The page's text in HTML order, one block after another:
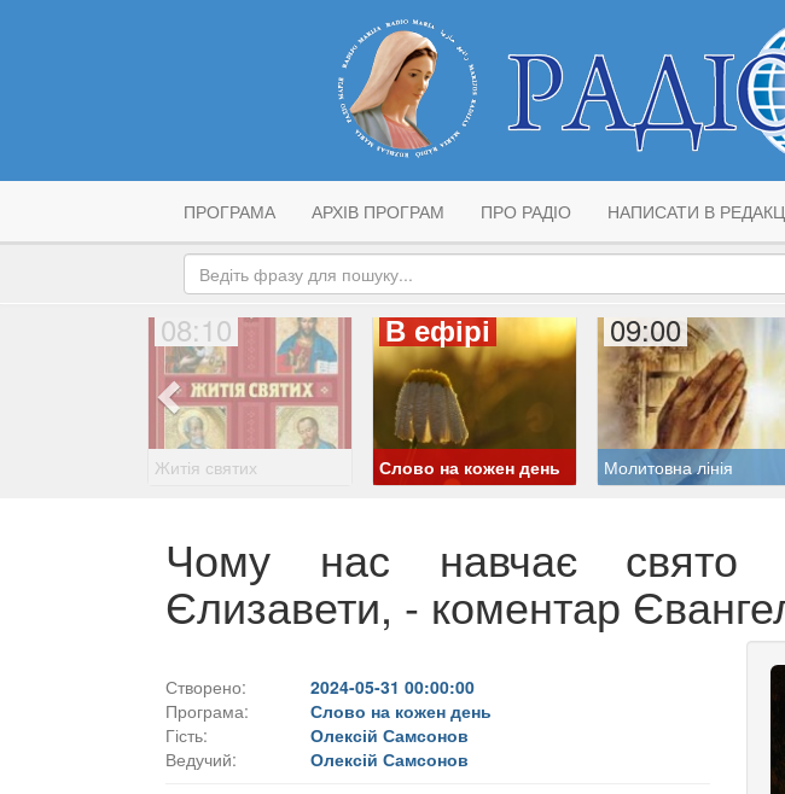
ПРОГРАМА АРХІВ ПРОГРАМ ПРО РАДІО НАПИСАТИ В
08:10
Житія святих
В ефірі
Слово на кожен день
09:00
Молитовна лінія
Чому нас навчає свято
Єлизавети, - коментар
Створено:
2024-05-31 00:00:00
Програма:
Слово на кожен день
Гість:
Олексій Самсонов
Ведучий:
Олексій Самсонов